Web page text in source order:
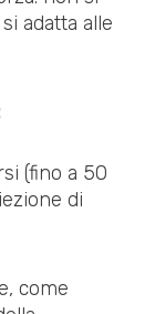
adatta alle
(fino a 50
di
come